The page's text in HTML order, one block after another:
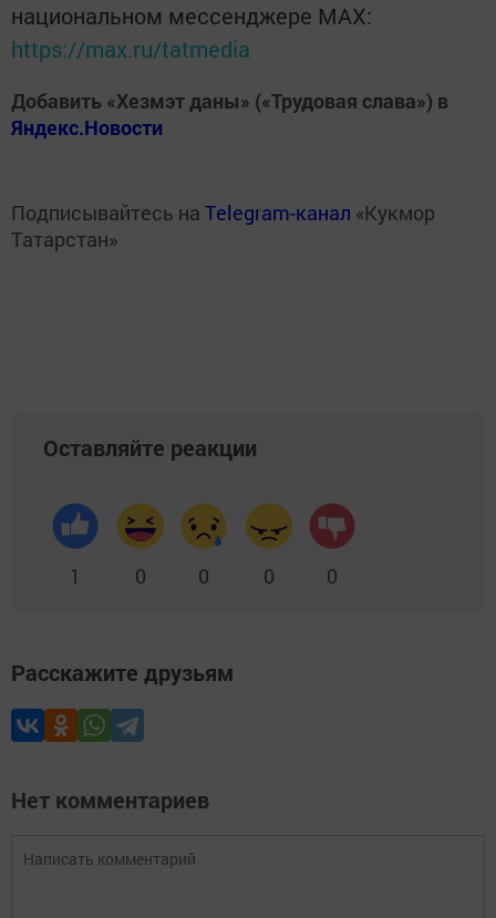
национальном мессенджере MАХ:
https://max.ru/tatmedia
Добавить «Хезмэт даны» («Трудовая слава») в
Яндекс.Новости
Подписывайтесь на Telegram-канал «Кукмор
Татарстан»
Оставляйте реакции
1 0 0 0 0
Расскажите друзьям
Нет комментариев